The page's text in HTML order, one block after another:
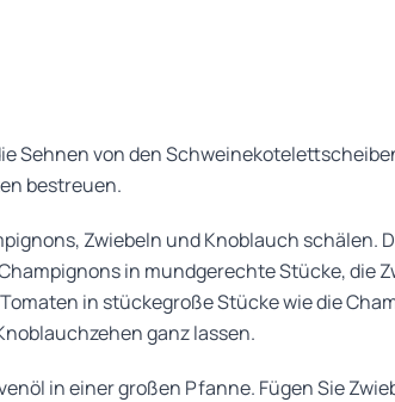
Sehnen von den
bestreuen.
Zwiebeln und Knoblauch schälen.
in mundgerechte Stücke, die
in stückegroße Stücke wie die
ganz lassen.
in einer großen Pfanne. Fügen Sie